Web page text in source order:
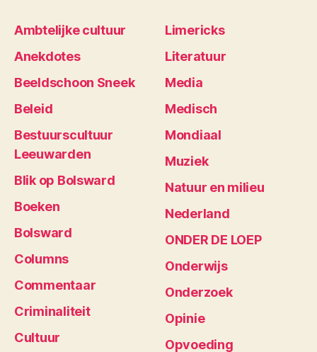
Ambtelijke cultuur
Anekdotes
Beeldschoon Sneek
Beleid
Bestuurscultuur
Leeuwarden
Blik op Bolsward
Boeken
Bolsward
Columns
Commentaar
Criminaliteit
Cultuur
Limericks
Literatuur
Media
Medisch
Mondiaal
Muziek
Natuur en milieu
Nederland
ONDER DE LOEP
Onderwijs
Onderzoek
Opinie
Opvoeding